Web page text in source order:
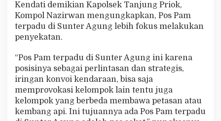
n
g
Kendati demikian Kapolsek Tanjung Priok,
Kompol Nazirwan mengungkapkan, Pos Pam
terpadu di Sunter Agung lebih fokus melakukan
penyekatan.
“Pos Pam terpadu di Sunter Agung ini karena
posisinya sebagai perlintasan dan strategis,
iringan konvoi kendaraan, bisa saja
memprovokasi kelompok lain tentu juga
kelompok yang berbeda membawa petasan atau
kembang api. Ini tujuannya ada Pos Pam terpadu